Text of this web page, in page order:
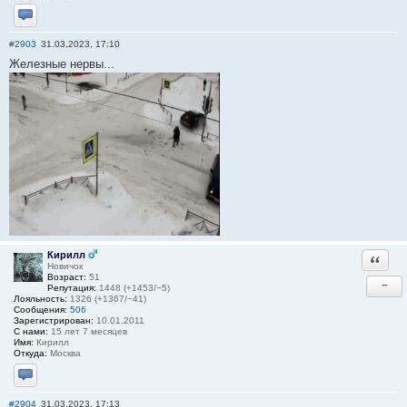
Отправить личное сообщение
#2903 31.03.2023, 17:10
Железные нервы...
Кирилл
Новичок
Возраст: 51
Репутация: 1448 (+1453/−5)
Лояльность: 1326 (+1367/−41)
Сообщения: 506
Зарегистрирован: 10.01.2011
С нами: 15 лет 7 месяцев
Имя: Кирилл
Откуда: Москва
Отправить личное сообщение
−
#2904 31.03.2023, 17:13